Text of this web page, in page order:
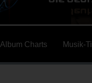
Album Charts Musik-